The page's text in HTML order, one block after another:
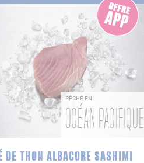
PÊCHÉ EN
OCÉAN PACIFIQUE
DE THON ALBACORE SASHIMI